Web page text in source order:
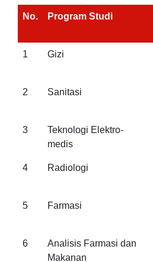
No. Program Studi
1 Gizi
2 Sanitasi
3
Teknologi Elektro-
medis
4 Radiologi
5 Farmasi
6
Analisis Farmasi dan
Makanan